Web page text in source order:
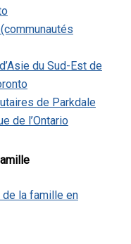
du Sud-Est de
de Parkdale
de l’Ontario
la famille en